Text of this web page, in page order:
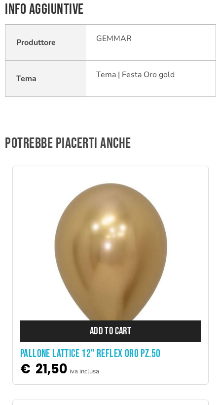
Info aggiuntive
Produttore GEMMAR
Tema Tema | Festa Oro gold
Potrebbe piacerti anche
ADD TO CART
PALLONE LATTICE 12" REFLEX ORO PZ.50
€ 21,50 iva inclusa